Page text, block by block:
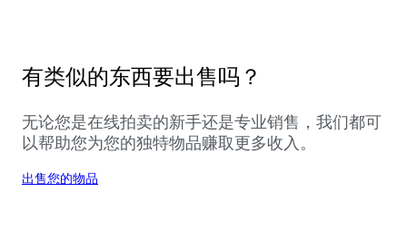
有类似的东西要出售吗？
无论您是在线拍卖的新手还是专业销售，我们都可
以帮助您为您的独特物品赚取更多收入。
出售您的物品